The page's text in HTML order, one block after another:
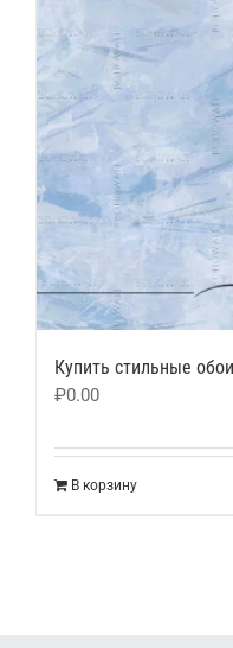
Купить стильные
₽0.00
В корзину